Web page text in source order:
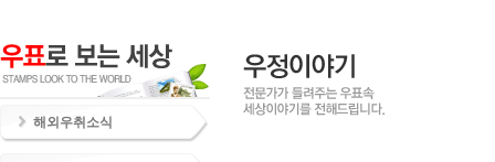
해외우취소식